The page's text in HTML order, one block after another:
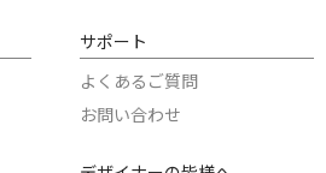
サポート
よくあるご質問
お問い合わせ